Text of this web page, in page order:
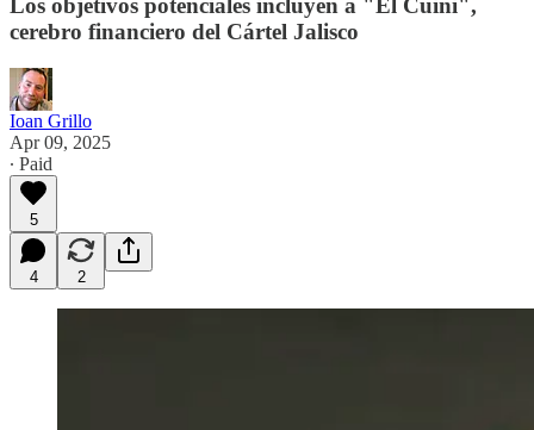
Los objetivos potenciales incluyen a "El Cuini",
cerebro financiero del Cártel Jalisco
Ioan Grillo
Apr 09, 2025
∙ Paid
5
4 2